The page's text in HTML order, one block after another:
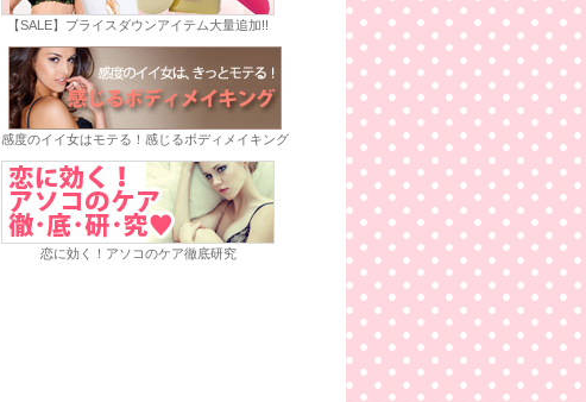
【SALE】プライスダウンアイテム大量追加!!
感度のイイ女はモテる！感じるボディメイキング
恋に効く！アソコのケア徹底研究